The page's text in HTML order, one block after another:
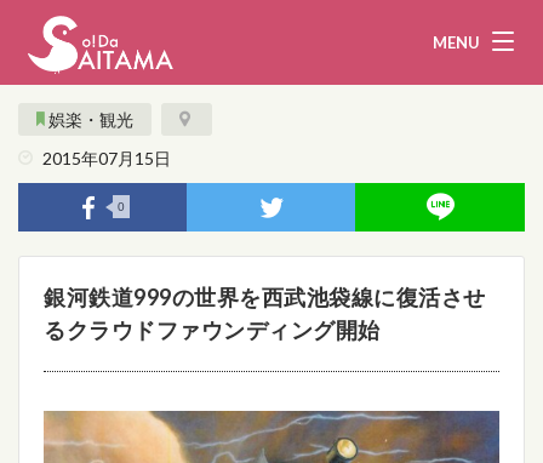
MENU
娯楽・観光
企業・団体 教育・医療
行政 まとめ！
地域から探す
募集！ お問い合わせ
娯楽・観光
2015年07月15日
0
銀河鉄道999の世界を西武池袋線に復活させ
るクラウドファウンディング開始